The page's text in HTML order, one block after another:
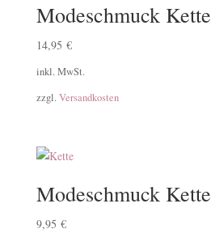
Modeschmuck Kette
14,95 €
inkl. MwSt.
zzgl. Versandkosten
Modeschmuck Kette
9,95 €